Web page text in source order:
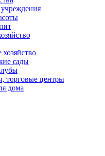
сады
торговые центры
дома